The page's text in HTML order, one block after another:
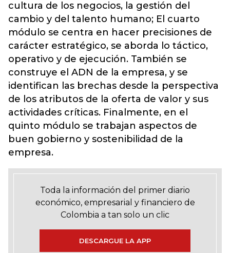
cultura de los negocios, la gestión del
cambio y del talento humano; El cuarto
módulo se centra en hacer precisiones de
carácter estratégico, se aborda lo táctico,
operativo y de ejecución. También se
construye el ADN de la empresa, y se
identifican las brechas desde la perspectiva
de los atributos de la oferta de valor y sus
actividades críticas. Finalmente, en el
quinto módulo se trabajan aspectos de
buen gobierno y sostenibilidad de la
empresa.
Toda la información del primer diario
económico, empresarial y financiero de
Colombia a tan solo un clic
DESCARGUE LA APP